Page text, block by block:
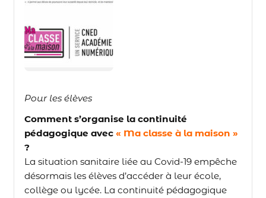
Pour les élèves
Comment s’organise la continuité
pédagogique avec« Ma classe à la maison »
?
La situation sanitaire liée au Covid-19 empêche
désormais les élèves d’accéder à leur école,
collège ou lycée. La continuité pédagogique